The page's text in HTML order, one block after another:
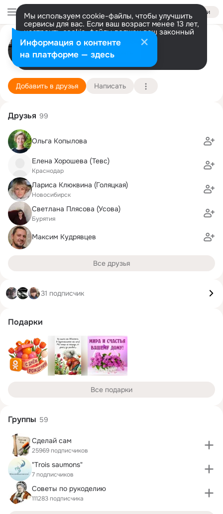
Войти
Мы используем cookie-файлы, чтобы улучшить
сервисы для вас. Если ваш возраст менее 13 лет,
настроить cookie-файлы должен ваш законный
представитель. Больше информации
Разрешить все Настроить
Наталья Сторм
Новосибирск
СГУВТ, Сибирский Государственный
Подробнее
Добавить в друзья Написать
Друзья 99
Ольга Копылова
Елена Хорошева (Тевс)
Краснодар
Лариса Клюквина (Голяцкая)
Новосибирск
Светлана Плясова (Усова)
Бурятия
Максим Кудрявцев
Все друзья
31 подписчик
Подарки
Все подарки
Группы 59
Сделай сам
25969 подписчиков
"Trois saumons"
7 подписчиков
Советы по рукоделию
111283 подписчика
Информация о контенте
на платформе — здесь